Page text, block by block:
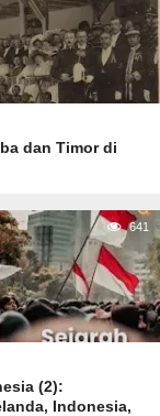
dan Timor di
641
(2):
Indonesia,